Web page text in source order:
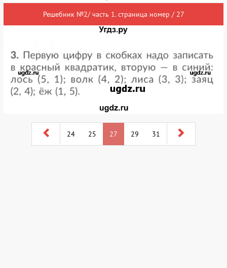
Решебник №2/ часть 1. страница номер / 27
24 25 27 29 31